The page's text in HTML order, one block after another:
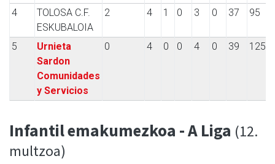
4
TOLOSA C.F.
ESKUBALOIA
2 4 1 0 3 0 37 95
5
Urnieta
Sardon
Comunidades
y Servicios
0 4 0 0 4 0 39 125
Infantil emakumezkoa - A Liga (12.
multzoa)